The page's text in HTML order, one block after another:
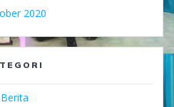
2020
Berita